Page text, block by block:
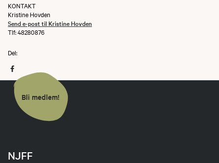
KONTAKT
Kristine Hovden
Send e-post til Kristine Hovden
Tlf: 48280876
Del:
Bli medlem!
NJFF